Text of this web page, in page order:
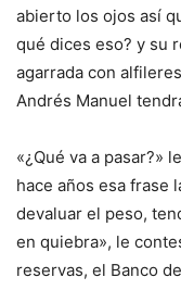
abierto los ojos así
qué dices eso? y su
agarrada con
Andrés Manuel
«¿Qué va a pasar?»
hace años esa frase
devaluar el peso,
en quiebra», le
reservas, el Banco